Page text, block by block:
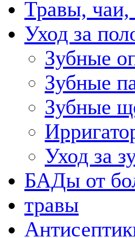
Травы,
Уход за
Зубные
Зубные
Зубные
Уход за
БАДы от
травы